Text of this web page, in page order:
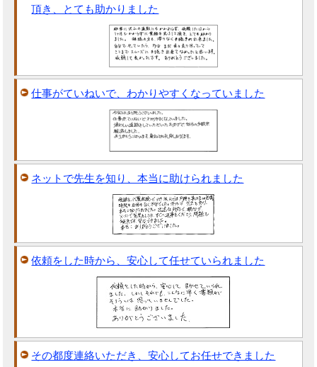
頂き、とても助かりました
仕事がていねいで、わかりやすくなっていました
ネットで先生を知り、本当に助けられました
依頼をした時から、安心して任せていられました
その都度連絡いただき、安心してお任せできました